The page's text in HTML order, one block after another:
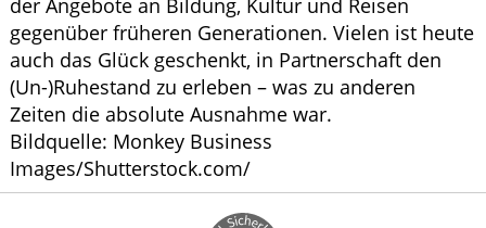
gegenüber früheren Generationen. Vielen ist heute
auch das Glück geschenkt, in Partnerschaft den
(Un-)Ruhestand zu erleben – was zu anderen
Zeiten die absolute Ausnahme war.
Bildquelle: Monkey Business
Images/Shutterstock.com/